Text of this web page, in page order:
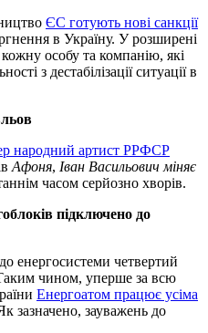
ЄС готують нові санкції
в Україну. У розширені
особу та компанію, які
з дестабілізації ситуації в
народний артист РРФСР
Афоня, Іван Васильович міняє
часом серйозно хворів.
підключено до
енергосистеми четвертий
чином, уперше за всю
Енергоатом працює усіма
зазначено, зауважень до